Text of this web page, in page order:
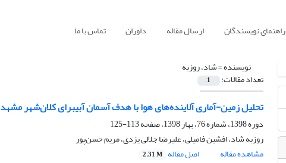
راهنمای نویسندگان ارسال مقاله داوران تماس با ما
نویسنده =شاد، روزبه
تعداد مقالات: 1
تحلیل زمین-آماری آلاینده‌های هوا با هدف آسمان آبیبرای کلان‌شهر مشهد
دوره 1398، شماره 76، بهار 1398، صفحه
113-125
روزبه شاد، افشین فامیلی، علیرضا جلالی یزدی، مریم حسن‌پور
مشاهده مقاله
اصل مقاله 2.31 M